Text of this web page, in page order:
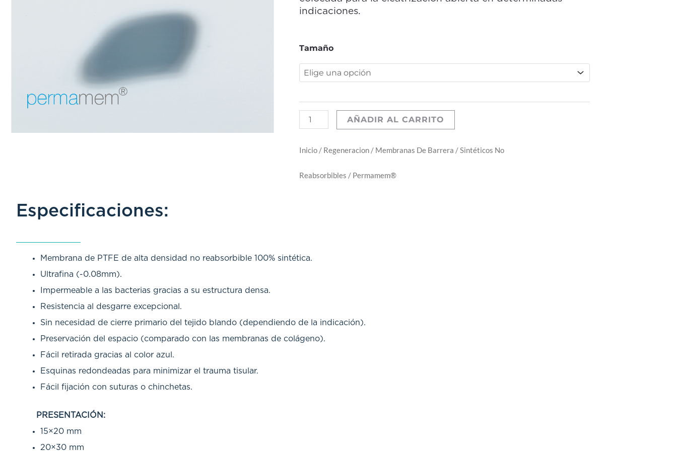
indicaciones.
Tamaño
Permamem®
AÑADIR AL CARRITO
Inicio / Regeneracion / Membranas De Barrera /Sintéticos No
Reabsorbibles / Permamem®
Especificaciones:
Membrana de PTFE de alta densidad no reabsorbible 100% sintética.
Ultrafina (-0.08mm).
Impermeable a las bacterias gracias a su estructura densa.
Resistencia al desgarre excepcional.
Sin necesidad de cierre primario del tejido blando (dependiendo de la indicación).
Preservación del espacio (comparado con las membranas de colágeno).
Fácil retirada gracias al color azul.
Esquinas redondeadas para minimizar el trauma tisular.
Fácil fijación con suturas o chinchetas.
PRESENTACIÓN:
15×20 mm
20×30 mm